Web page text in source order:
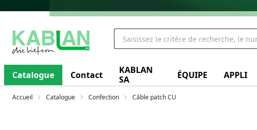
Catalogue Contact
KABLAN
SA
ÉQUIPE APPLI
Accueil Catalogue Confection Câble patch CU